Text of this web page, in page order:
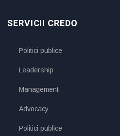
SERVICII CREDO
Politici publice
Leadership
Management
Advocacy
Politici publice